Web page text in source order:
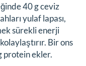
40 g ceviz
yulaf lapası,
sürekli enerji
Bir ons
protein ekler.